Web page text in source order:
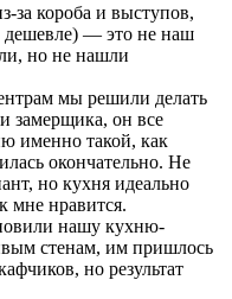
за короба и выступов,
дешевле) — это не наш
но не нашли
мы решили делать
замерщика, он все
именно такой, как
окончательно. Не
но кухня идеально
мне нравится.
нашу кухню-
стенам, им пришлось
но результат